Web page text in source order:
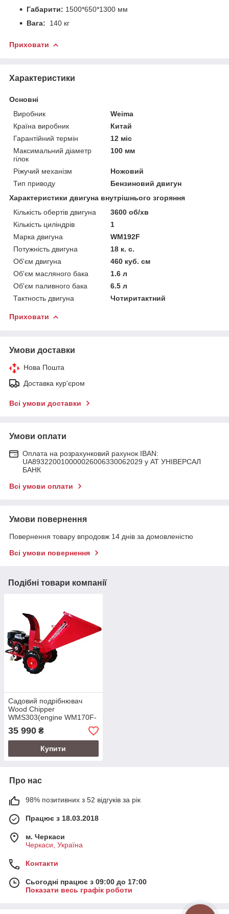
Габарити: 1500*650*1300 мм
Вага: 140 кг
Приховати
Характеристики
Основні
Виробник
Weima
Країна виробник
Китай
Гарантійний термін
12 міс
Максимальний діаметр
гілок
100 мм
Ріжучий механізм
Ножовий
Тип приводу
Бензиновий двигун
Характеристики двигуна внутрішнього згоряння
Кількість обертів двигуна
3600 об/хв
Кількість циліндрів
1
Марка двигуна
WM192F
Потужність двигуна
18 к. с.
Об'єм двигуна
460 куб. см
Об'єм масляного бака
1.6 л
Об'єм паливного бака
6.5 л
Тактность двигуна
Чотиритактний
Приховати
Умови доставки
Нова Пошта
Доставка кур'єром
Всі умови доставки
Умови оплати
Оплата на розрахунковий рахунок IBAN:
UA893220010000026006330062029 у АТ УНІВЕРСАЛ
БАНК
Всі умови оплати
Умови повернення
Повернення товару впродовж 14 днів за домовленістю
Всі умови повернення
Подібні товари компанії
Садовий подрібнювач
Wood Chipper
WMS303(engine WM170F-
2/P)
35 990 ₴
Купити
Про нас
98% позитивних з 52 відгуків за рік
Працює з 18.03.2018
м. Черкаси
Черкаси, Україна
Контакти
Сьогодні працює з 09:00 до 17:00
Показати весь графік роботи